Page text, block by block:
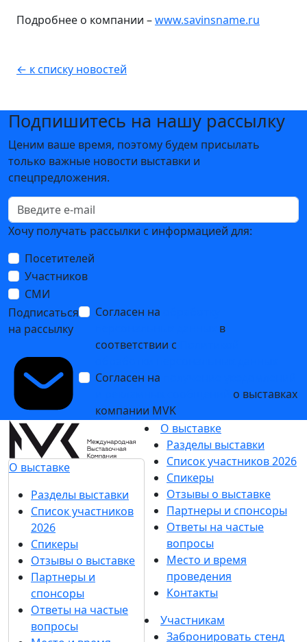
Подробнее о компании –www.savinsname.ru
← к списку новостей
Подпишитесь на нашу рассылку
Ценим ваше время, поэтому будем присылать
только важные новости выставки и
спецпредложения.
Хочу получать рассылки с информацией для:
Посетителей
Участников
СМИ
Подписаться
на рассылку
Согласен на
в
соответствии с
Согласен на
о выставках
компании MVK
О выставке
Разделы выставки
Список участников
2026
Спикеры
Отзывы о выставке
Партнеры и
спонсоры
Ответы на частые
вопросы
О выставке
Разделы выставки
Список участников 2026
Спикеры
Отзывы о выставке
Партнеры и спонсоры
Ответы на частые
вопросы
Место и время
проведения
Контакты
Участникам
Забронировать стенд